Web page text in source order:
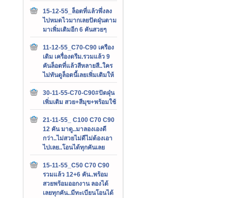
15-12-55_ล็อตที่แล้วพึ่งลง
ไปหมดไวมากเลยปัดฝุ่นตาม
มาเพิ่มเติมอีก 6 คันสวยๆ
11-12-55_C70-C90 เครือง
เดิม เครื่องดรีม.รวมแล้ว 9
คันล็อตที่แล้วสีหลายสี..ใคร
ไม่ทันดูล็อตนี้เลยเพิ่มเติมให้
30-11-55-C70-C90#ปัดฝุ่น
เพิ่มเติม สวย+สีมุข+พร้อมใช้
21-11-55_ C100 C70 C90
12 คัน มาดู..มาลองเองดี
กว่า..ไม่สวยไม่ดีไม่ต้องเอา
ไปเลย..โอนได้ทุกคันเลย
15-11-55_C50 C70 C90
รวมแล้ว 12+6 คัน..พร้อม
สวยพร้อมออกงาน ลองได้
เลยทุกคัน..มีทะเบียนโอนได้